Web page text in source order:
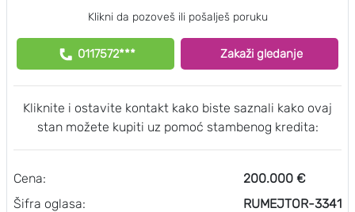
Klikni da pozoveš ili pošalješ poruku
0117572*** Zakaži gledanje
Kliknite i ostavite kontakt kako biste saznali kako ovaj
stan možete kupiti uz pomoć stambenog kredita:
Cena:
Šifra oglasa:
200.000 €
RUMEJTOR-3341